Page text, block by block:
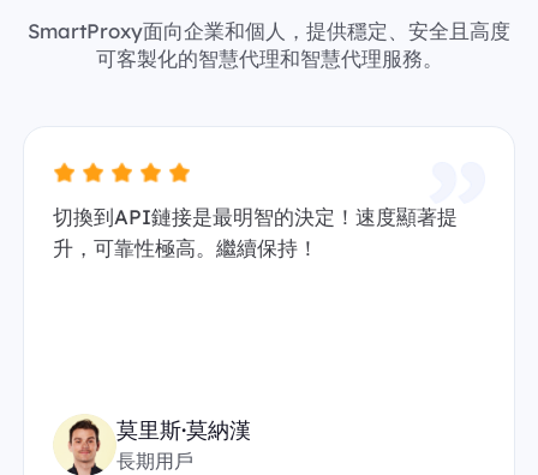
SmartProxy面向企業和個人，提供穩定、安全且高度
可客製化的智慧代理和智慧代理服務。
切換到API鏈接是最明智的決定！速度顯著提
升，可靠性極高。繼續保持！
莫里斯·莫納漢
長期用戶